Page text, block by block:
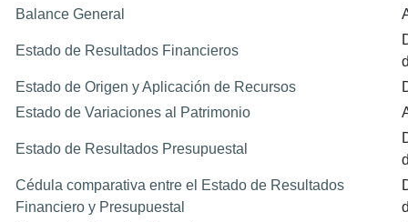
Balance General
Estado de Resultados Financieros
Estado de Origen y Aplicación de Recursos
Estado de Variaciones al Patrimonio
Estado de Resultados Presupuestal
Cédula comparativa entre el Estado de Resultados
Financiero y Presupuestal